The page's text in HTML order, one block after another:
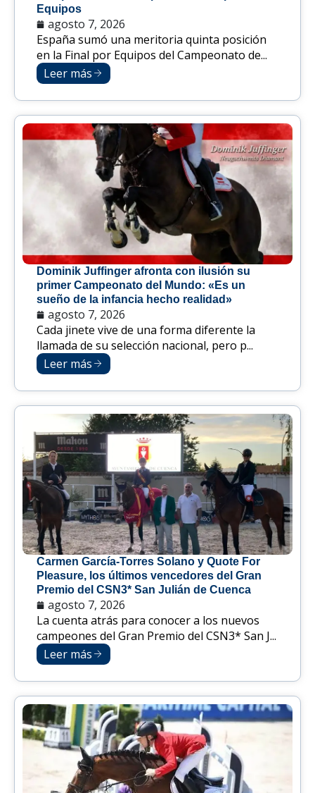
Equipos
agosto 7, 2026
España sumó una meritoria quinta posición
en la Final por Equipos del Campeonato de...
Leer más
Dominik Juffinger afronta con ilusión su
primer Campeonato del Mundo: «Es un
sueño de la infancia hecho realidad»
agosto 7, 2026
Cada jinete vive de una forma diferente la
llamada de su selección nacional, pero p...
Leer más
Carmen García-Torres Solano y Quote For
Pleasure, los últimos vencedores del Gran
Premio del CSN3* San Julián de Cuenca
agosto 7, 2026
La cuenta atrás para conocer a los nuevos
campeones del Gran Premio del CSN3* San J...
Leer más